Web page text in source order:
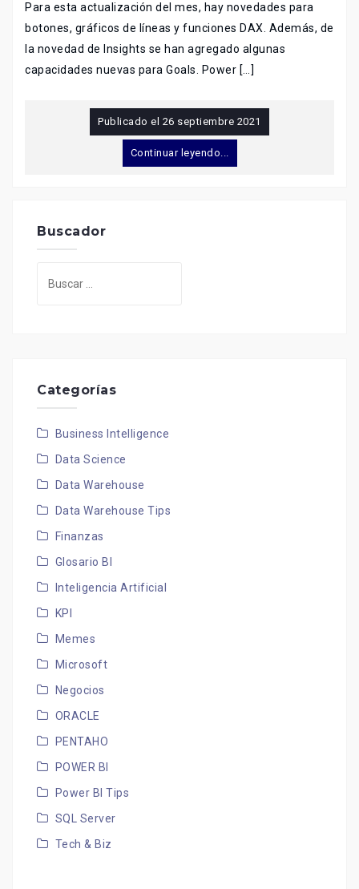
Para esta actualización del mes, hay novedades para
botones, gráficos de líneas y funciones DAX. Además, de
la novedad de Insights se han agregado algunas
capacidades nuevas para Goals. Power […]
Publicado el 26 septiembre 2021
Continuar leyendo...
Buscador
Categorías
Business Intelligence
Data Science
Data Warehouse
Data Warehouse Tips
Finanzas
Glosario BI
Inteligencia Artificial
KPI
Memes
Microsoft
Negocios
ORACLE
PENTAHO
POWER BI
Power BI Tips
SQL Server
Tech & Biz